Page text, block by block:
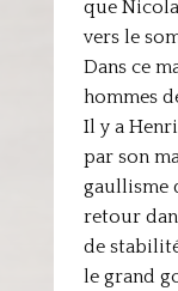
que
vers le
Dans ce
hommes
Il y a
par son
gaullisme
retour
de
le grand